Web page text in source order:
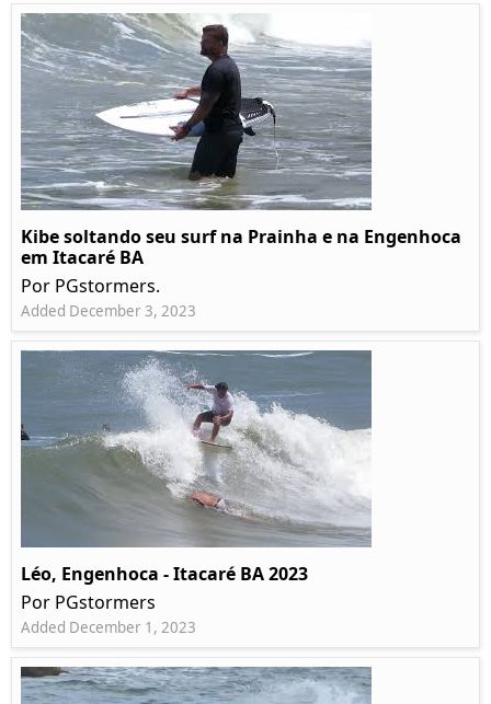
Kibe soltando seu surf na Prainha e na Engenhoca
em Itacaré BA
Por PGstormers.
Added December 3, 2023
Léo, Engenhoca - Itacaré BA 2023
Por PGstormers
Added December 1, 2023